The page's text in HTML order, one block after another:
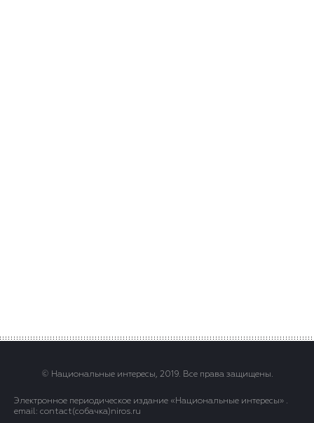
© Национальные интересы, 2019. Все права защищены.
Электронное периодическое издание «Национальные интересы» .
email: contact(сoбaчка)niros.ru